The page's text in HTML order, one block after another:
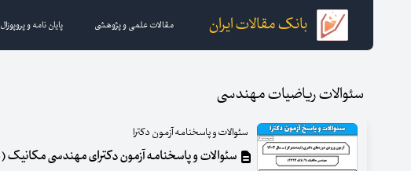
بانک مقالات ایران مقالات علمی و پژوهشی پایان نامه و پروپوزال
سئوالات ریاضیات مهندسی
سئوالات و پاسخنامه آزمون دکترا
سئوالات و پاسخنامه آزمون دکترای مهندسی مکانیک (2) سال ۱۴۰۳